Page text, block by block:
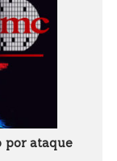
por ataque